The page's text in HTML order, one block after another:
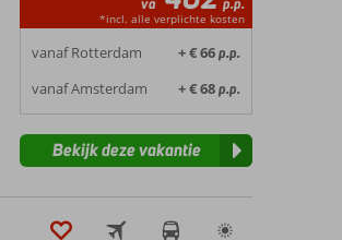
*incl. alle verplichte kosten
vanaf Rotterdam + € 66p.p.
vanaf Amsterdam + € 68p.p.
Bekijk deze vakantie